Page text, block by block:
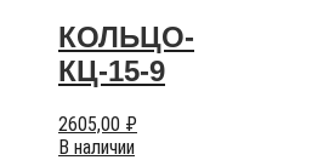
КОЛЬЦО-
КЦ-15-9
2605,00 ₽
В наличии